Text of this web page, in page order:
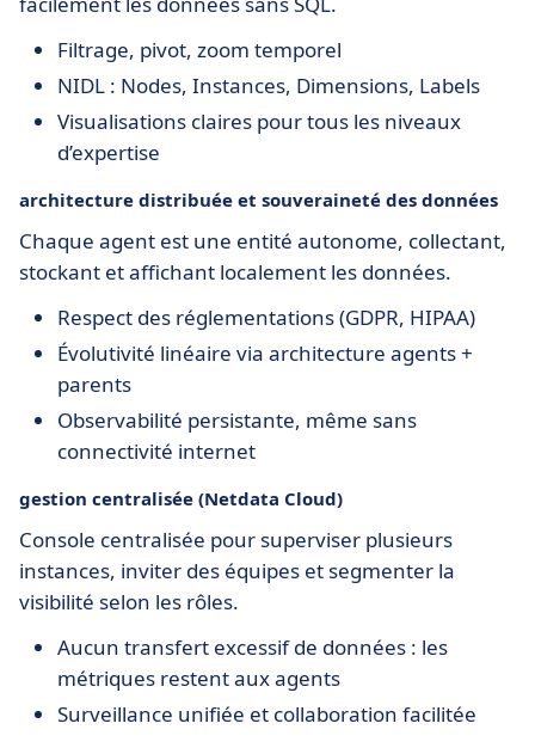
Filtrage, pivot, zoom temporel
NIDL : Nodes, Instances, Dimensions, Labels
Visualisations claires pour tous les niveaux
d’expertise
architecture distribuée et souveraineté des données
Chaque agent est une entité autonome, collectant,
stockant et affichant localement les données.
Respect des réglementations (GDPR, HIPAA)
Évolutivité linéaire via architecture agents +
parents
Observabilité persistante, même sans
connectivité internet
gestion centralisée (Netdata Cloud)
Console centralisée pour superviser plusieurs
instances, inviter des équipes et segmenter la
visibilité selon les rôles.
Aucun transfert excessif de données : les
métriques restent aux agents
Surveillance unifiée et collaboration facilitée